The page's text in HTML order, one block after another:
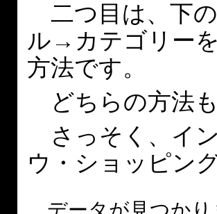
二つ目は、下
ル→カテゴリー
方法です。
どちらの方法
さっそく、イ
ウ・ショッピン